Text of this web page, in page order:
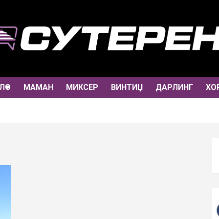
МАМАН МИКСЕР ВИНТИЏ ДАРЛИНГ